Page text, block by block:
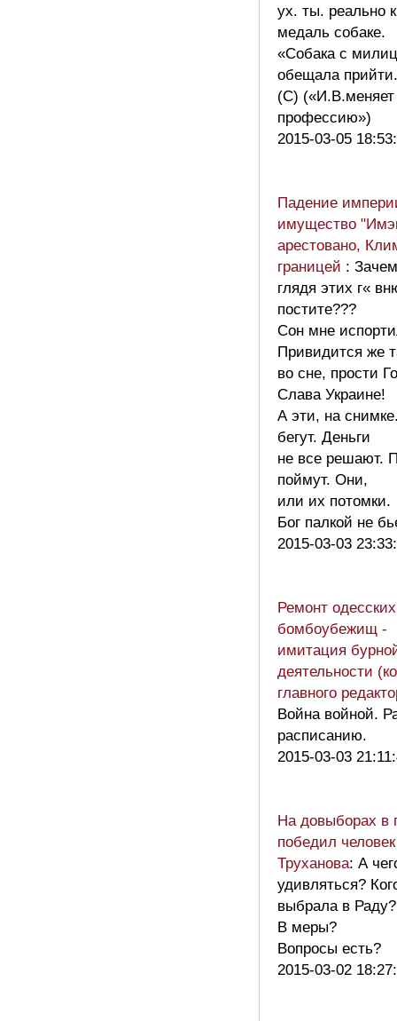
ух. ты. реально
медаль собаке.
«Собака с
обещала
(С) («И.В.меняет
профессию»)
2015-03-05
Падение
имущество
арестовано,
границей :
глядя этих г«
постите???
Сон мне
Привидится же
во сне, прости
Слава Украине!
А эти, на
бегут. Деньги
не все решают.
поймут. Они,
или их потомки.
Бог палкой не
2015-03-03
Ремонт одесских
бомбоубежищ -
имитация
деятельности
главного
Война войной.
расписанию.
2015-03-03
На довыборах в
победил человек
Труханова: А
удивляться?
выбрала в Раду?
В меры?
Вопросы есть?
2015-03-02